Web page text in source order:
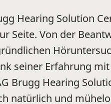
Hearing Solution
Seite. Von der
seiner Erfahrung
Brugg Hearing
natürlich und